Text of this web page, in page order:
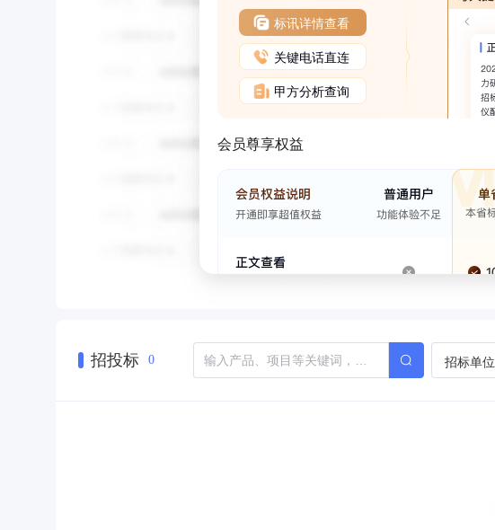
标讯详情查看
关键电话直连
甲方分析查询
会员尊享权益
招投标 0 招标单位